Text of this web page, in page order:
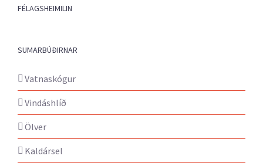
FÉLAGSHEIMILIN
SUMARBÚÐIRNAR
Vatnaskógur
Vindáshlíð
Ölver
Kaldársel